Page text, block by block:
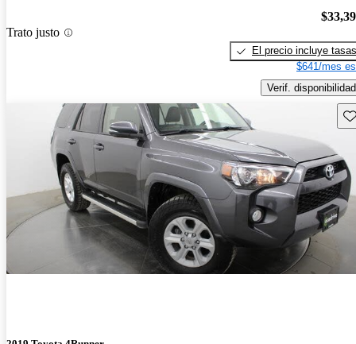
Trato justo
El precio incluye tasas
$641/mes
Verif. disponibilidad